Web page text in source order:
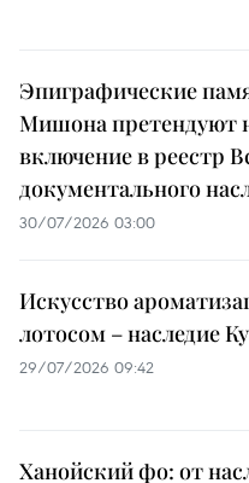
Эпиграфические
Мишона претендуют
включение в реестр
документального
30/07/2026 03:00
Искусство
лотосом – наследие
29/07/2026 09:42
Ханойский фо: от